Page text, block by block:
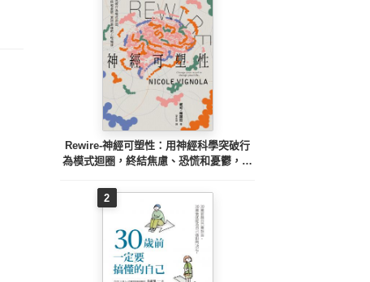
Rewire-神經可塑性：用神經科學突破行
為模式迴圈，終結焦慮、恐慌和憂鬱，實
2